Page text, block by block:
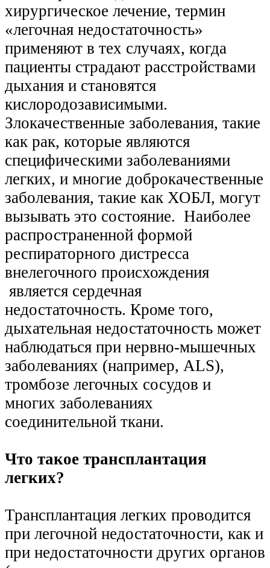
хирургическое лечение, термин
«легочная недостаточность»
применяют в тех случаях, когда
пациенты страдают расстройствами
дыхания и становятся
кислородозависимыми.
Злокачественные заболевания, такие
как рак, которые являются
специфическими заболеваниями
легких, и многие доброкачественные
заболевания, такие как ХОБЛ, могут
вызывать это состояние. Наиболее
распространенной формой
респираторного дистресса
внелегочного происхождения
является сердечная
недостаточность. Кроме того,
дыхательная недостаточность может
наблюдаться при нервно-мышечных
заболеваниях (например, ALS),
тромбозе легочных сосудов и
многих заболеваниях
соединительной ткани.
Что такое трансплантация
легких?
Трансплантация легких проводится
при легочной недостаточности, как и
при недостаточности других органов